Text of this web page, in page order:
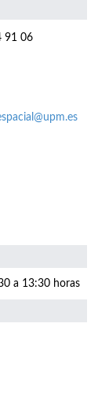
91 06
a 13:30 horas